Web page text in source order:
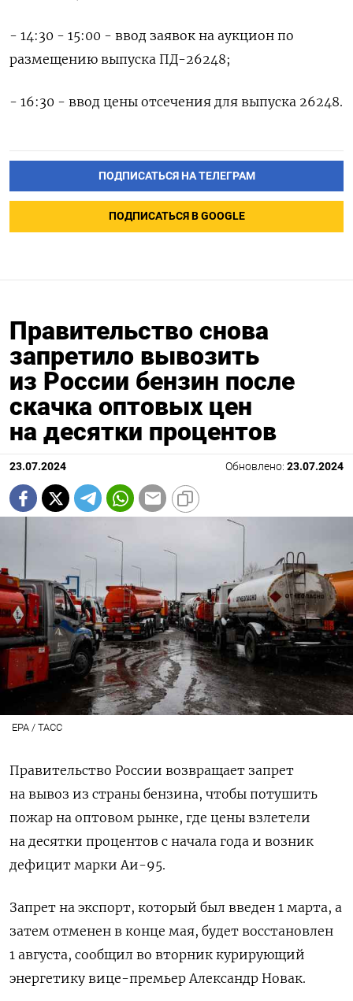
- 14:30 - 15:00 - ввод заявок на аукцион по
размещению выпуска ПД-26248;
- 16:30 - ввод цены отсечения для выпуска 26248.
ПОДПИСАТЬСЯ НА ТЕЛЕГРАМ
ПОДПИСАТЬСЯ В GOOGLE
Правительство снова
запретило вывозить
из России бензин после
скачка оптовых цен
на десятки процентов
23.07.2024 Обновлено: 23.07.2024
EPA / TACC
Правительство России возвращает запрет
на вывоз из страны бензина, чтобы потушить
пожар на оптовом рынке, где цены взлетели
на десятки процентов с начала года и возник
дефицит марки Аи-95.
Запрет на экспорт, который был введен 1 марта, а
затем отменен в конце мая, будет восстановлен
1 августа, сообщил во вторник курирующий
энергетику вице-премьер Александр Новак.